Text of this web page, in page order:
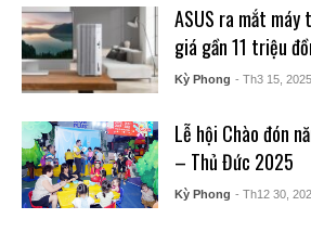
ASUS ra mắt máy
giá gần 11 triệu
Kỳ Phong - Th3 15, 2025
Lễ hội Chào đón
– Thủ Đức 2025
Kỳ Phong - Th12 30,